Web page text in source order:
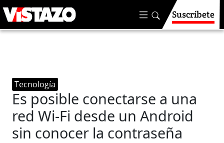
Suscríbete
Tecnología
Es posible conectarse a una
red Wi‑Fi desde un Android
sin conocer la contraseña